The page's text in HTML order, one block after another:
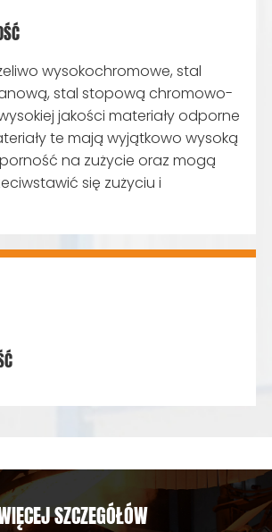
wysokochromowe, stal
stal stopową chromowo-
jakości materiały odporne
te mają wyjątkowo wysoką
na zużycie oraz mogą
się zużyciu i
SZCZEGÓŁÓW